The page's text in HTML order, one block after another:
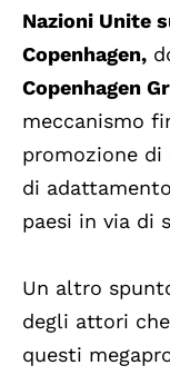
Nazioni Unite
Copenhagen,
Copenhagen
meccanismo
promozione
di
paesi in via di
Un altro
degli attori
questi